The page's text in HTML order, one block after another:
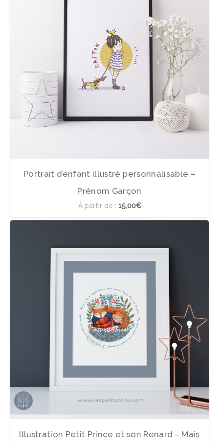
Portrait d’enfant illustré personnalisable –
Prénom Garçon
À partir de : 15,00€
Illustration Petit Prince et son Renard – Mais